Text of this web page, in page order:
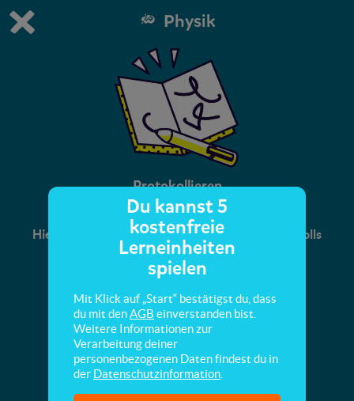
Du spielst die kostenfreie Testversion von scoyo.
Jetzt bestellen
0 1
Physik
Protokollieren
Hier lernst du den Aufbau eines Versuchsprotokolls
kennen.
Du kannst 5
kostenfreie
Lerneinheiten
spielen
Mit Klick auf „Start“ bestätigst du, dass
du mit denAGB einverstanden bist.
Weitere Informationen zur
Verarbeitung deiner
personenbezogenen Daten findest du in
der Datenschutzinformation